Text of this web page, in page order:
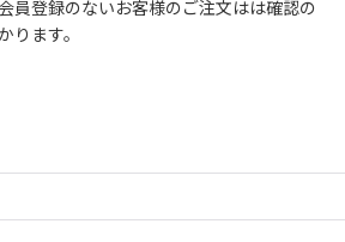
員登録のないお客様のご注文はは確認の
ります。